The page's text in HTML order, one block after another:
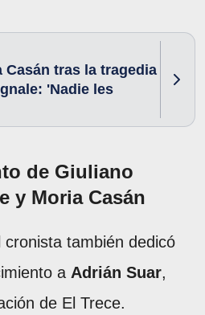
Casán tras la tragedia
'Nadie les
de Giuliano
y Moria Casán
también dedicó
a Adrián Suar,
de El Trece.